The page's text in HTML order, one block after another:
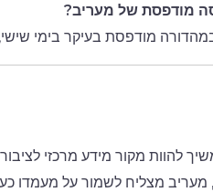
מודפסת של מעריב?
מודפסת בעיקר בימי שישי,
להוות מקור מידע מרכזי
מעריב מצליח לשמור על מעמדו